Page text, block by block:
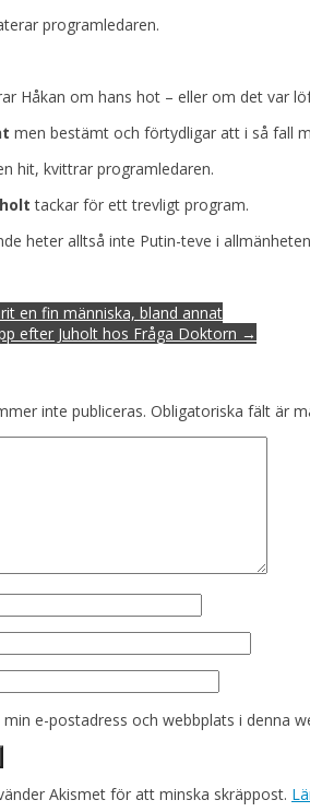
programledaren.
Håkan om hans hot – eller om det var
men bestämt och förtydligar att i så fall
hit, kvittrar programledaren.
tackar för ett trevligt program.
heter alltså inte Putin-teve i
en fin människa, bland annat
efter Juholt hos Fråga Doktorn →
inte publiceras. Obligatoriska fält är
e-postadress och webbplats i denna
Akismet för att minska skräppost.